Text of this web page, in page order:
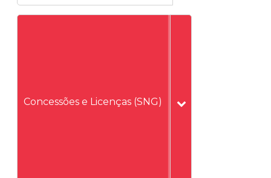
Concessões e Licenças (SNG)